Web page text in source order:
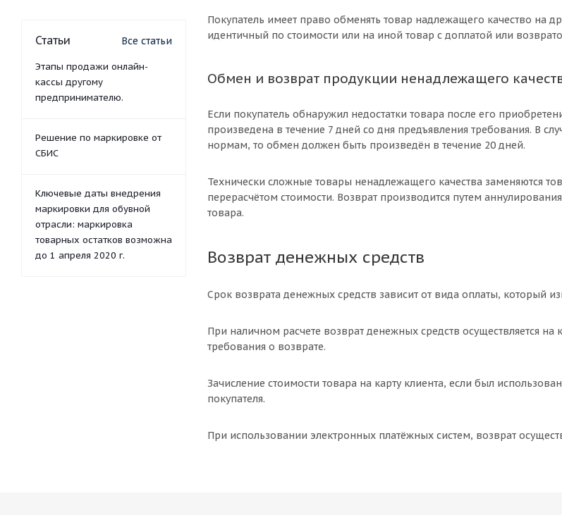
Покупатель имеет право обменять товар надлежащего качество на
идентичный по стоимости или на иной товар с доплатой или
Обмен и возврат продукции ненадлежащего
Если покупатель обнаружил недостатки товара после его
произведена в течение 7 дней со дня предъявления требования. В
нормам, то обмен должен быть произведён в течение 20 дней.
Технически сложные товары ненадлежащего качества заменяются
перерасчётом стоимости. Возврат производится путем
товара.
Возврат денежных средств
Срок возврата денежных средств зависит от вида оплаты, который
При наличном расчете возврат денежных средств осуществляется
требования о возврате.
Зачисление стоимости товара на карту клиента, если был
покупателя.
При использовании электронных платёжных систем, возврат
Статьи Все статьи
Этапы продажи онлайн-
кассы другому
предпринимателю.
Решение по маркировке от
СБИС
Ключевые даты внедрения
маркировки для обувной
отрасли: маркировка
товарных остатков возможна
до 1 апреля 2020 г.